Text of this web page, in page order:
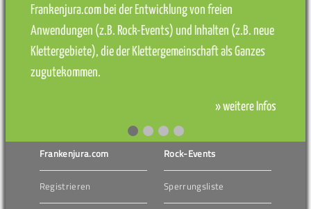
Frankenjura.com bei der Entwicklung von freien
Anwendungen (z.B. Rock-Events) und Inhalten (z.B. neue
Klettergebiete), die der Klettergemeinschaft als Ganzes
zugutekommen.
» weitere Infos
Frankenjura.com
Registrieren
Rock-Events
Sperrungsliste